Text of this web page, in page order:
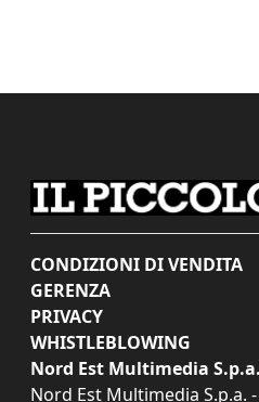
CONDIZIONI DI VENDITA
GERENZA
PRIVACY
WHISTLEBLOWING
Nord Est Multimedia S.p.a.
Nord Est Multimedia S.p.a.